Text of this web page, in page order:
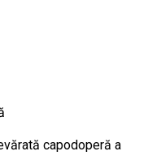
capodoperă a